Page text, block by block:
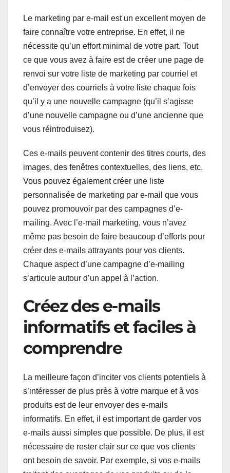
Le marketing par e-mail est un excellent moyen de
faire connaître votre entreprise. En effet, il ne
nécessite qu’un effort minimal de votre part. Tout
ce que vous avez à faire est de créer une page de
renvoi sur votre liste de marketing par courriel et
d’envoyer des courriels à votre liste chaque fois
qu’il y a une nouvelle campagne (qu’il s’agisse
d’une nouvelle campagne ou d’une ancienne que
vous réintroduisez).
Ces e-mails peuvent contenir des titres courts, des
images, des fenêtres contextuelles, des liens, etc.
Vous pouvez également créer une liste
personnalisée de marketing par e-mail que vous
pouvez promouvoir par des campagnes d’e-
mailing. Avec l’e-mail marketing, vous n’avez
même pas besoin de faire beaucoup d’efforts pour
créer des e-mails attrayants pour vos clients.
Chaque aspect d’une campagne d’e-mailing
s’articule autour d’un appel à l’action.
Créez des e-mails
informatifs et faciles à
comprendre
La meilleure façon d’inciter vos clients potentiels à
s’intéresser de plus près à votre marque et à vos
produits est de leur envoyer des e-mails
informatifs. En effet, il est important de garder vos
e-mails aussi simples que possible. De plus, il est
nécessaire de rester clair sur ce que vos clients
ont besoin de savoir. Par exemple, si vos e-mails